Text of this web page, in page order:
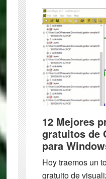
Mejor
de
de
música
de
abierto
para
12 Mejores
gratuitos de
para
Hoy traemos un
gratuito de